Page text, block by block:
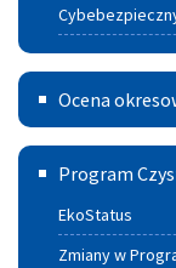
Ocena
okresowa
jakości
wody
Ocena
Program
czyste
powietrze
Program
EkoStatus
Zmiany w